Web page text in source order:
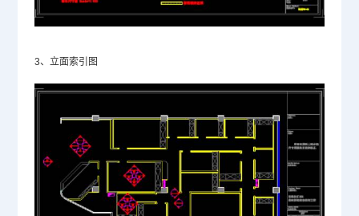
3、立面索引图